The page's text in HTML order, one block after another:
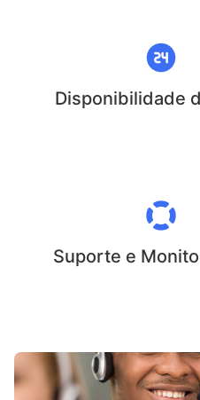
Disponibilidade
Suporte e